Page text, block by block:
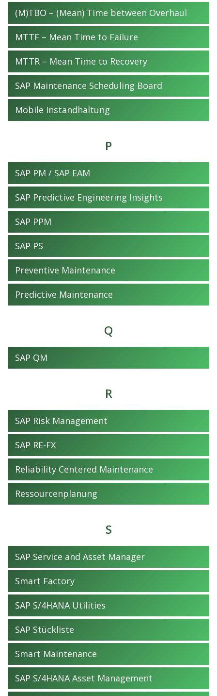
(M)TBO – (Mean) Time between Overhaul
MTTF – Mean Time to Failure
MTTR – Mean Time to Recovery
SAP Maintenance Scheduling Board
Mobile Instandhaltung
P
SAP PM / SAP EAM
SAP Predictive Engineering Insights
SAP PPM
SAP PS
Preventive Maintenance
Predictive Maintenance
Q
SAP QM
R
SAP Risk Management
SAP RE-FX
Reliability Centered Maintenance
Ressourcenplanung
S
SAP Service and Asset Manager
Smart Factory
SAP S/4HANA Utilities
SAP Stückliste
Smart Maintenance
SAP S/4HANA Asset Management